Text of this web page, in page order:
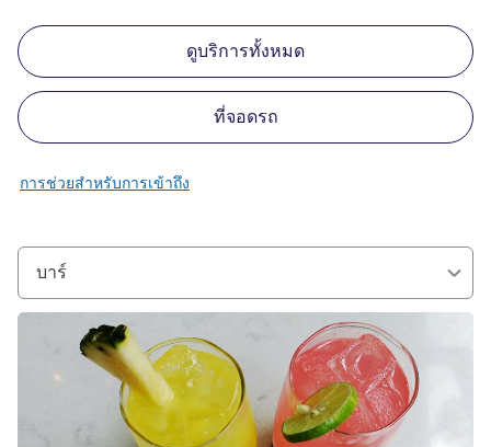
ดูบริการทั้งหมด
ที่จอดรถ
การช่วยสำหรับการเข้าถึง
บาร์
ดูรายละเอียด